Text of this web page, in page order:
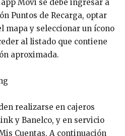
Movi se debe ingresar a
Puntos de Recarga, optar
mapa y seleccionar un ícono
al listado que contiene
aproximada.
realizarse en cajeros
y Banelco, y en servicio
Cuentas. A continuación